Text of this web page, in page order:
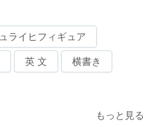
ライヒフィギュア
英 文 横書き
もっと見る